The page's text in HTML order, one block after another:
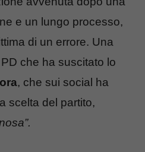
e un lungo processo,
di un errore. Una
che ha suscitato lo
, che sui social ha
scelta del partito,